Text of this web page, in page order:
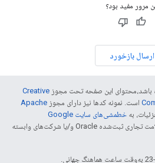
مرور مفید بود؟
ارسال بازخورد
باشد،‌محتوای این صفحه تحت مجوز Creative
است. نمونه کدها نیز دارای مجوز Apache
به
خطمشی‌های سایت Google
مراجعه کنید. جاوا علامت تجاری ثبت‌شده Oracle و/یا شرکت‌های وابسته